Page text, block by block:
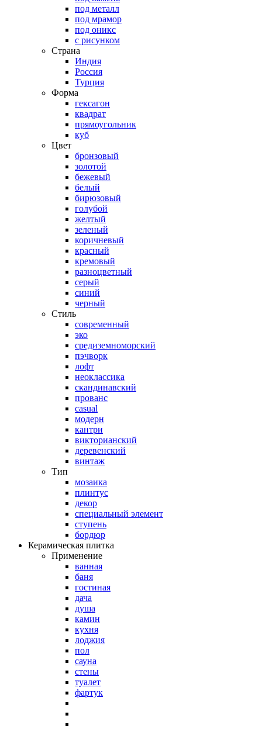
под металл
под мрамор
под оникс
с рисунком
Страна
Индия
Россия
Турция
Форма
гексагон
квадрат
прямоугольник
куб
Цвет
бронзовый
золотой
бежевый
белый
бирюзовый
голубой
желтый
зеленый
коричневый
красный
кремовый
разноцветный
серый
синий
черный
Стиль
современный
эко
средиземноморский
пэчворк
лофт
неоклассика
скандинавский
прованс
casual
модерн
кантри
викторианский
деревенский
винтаж
Тип
мозаика
плинтус
декор
специальный элемент
ступень
бордюр
Керамическая плитка
Применение
ванная
баня
гостиная
дача
душа
камин
кухня
лоджия
пол
сауна
стены
туалет
фартук